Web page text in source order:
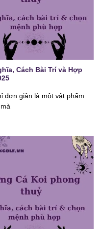
Cách Bài Trí và Hợp
đơn giản là một vật phẩm